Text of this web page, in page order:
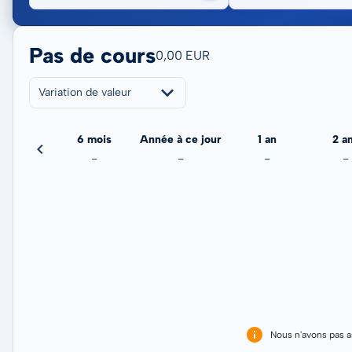
Pas de cours0,00 EUR
Variation de valeur
6 mois
-
Année à ce jour
-
1 an
-
2
-
Nous n'avons pas